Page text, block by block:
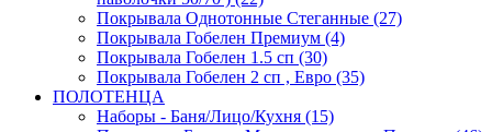
Покрывала Однотонные Стеганные (27)
Покрывала Гобелен Премиум (4)
Покрывала Гобелен 1.5 сп (30)
Покрывала Гобелен 2 сп , Евро (35)
ПОЛОТЕНЦА
Наборы - Баня/Лицо/Кухня (15)